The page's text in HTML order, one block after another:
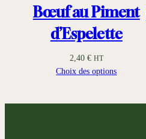
Bœuf au Piment
d’Espelette
2,40 € HT
Choix des options